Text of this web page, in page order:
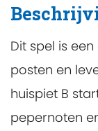
Dit spel is
posten en
huispiet B
pepernoten